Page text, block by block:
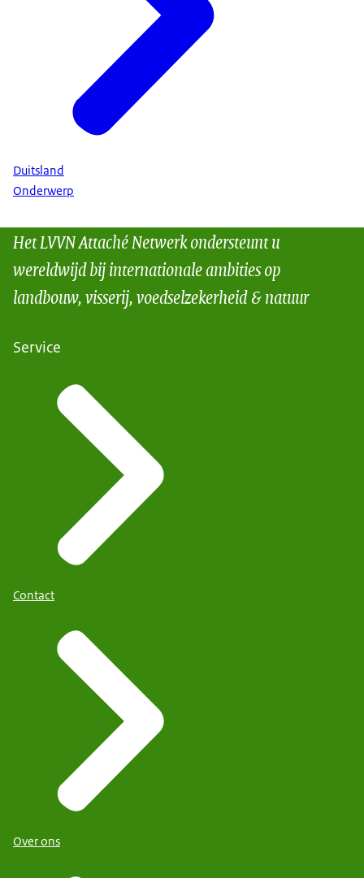
Duitsland
Onderwerp
Het LVVN Attaché Netwerk ondersteunt u
wereldwijd bij internationale ambities op
landbouw, visserij, voedselzekerheid & natuur
Service
Contact
Over ons